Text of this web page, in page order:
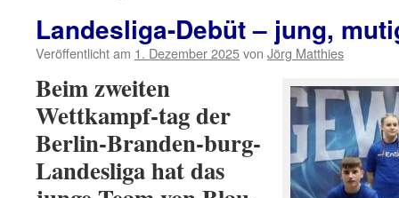
Landesliga-Debüt – jung,
Veröffentlicht am 1. Dezember 2025von Jörg Matthies
Beim zweiten
Wettkampf-tag der
Berlin-Branden-burg-
Landesliga hat das